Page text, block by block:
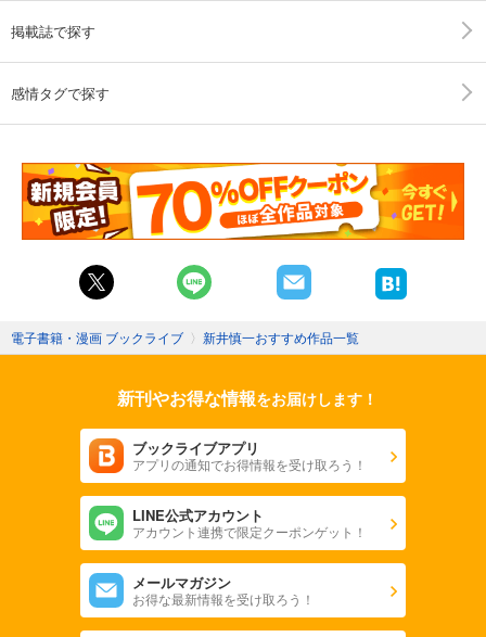
掲載誌で探す
感情タグで探す
電子書籍・漫画 ブックライブ 〉 新井慎一おすすめ作品一覧
新刊やお得な情報をお届けします！
ブックライブアプリ
アプリの通知でお得情報を受け取ろう！
LINE公式アカウント
アカウント連携で限定クーポンゲット！
メールマガジン
お得な最新情報を受け取ろう！